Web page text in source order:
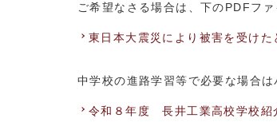
ご希望なさる場合は、下のPDFフ
東日本大震災により被害を受け
中学校の進路学習等で必要な場合
令和８年度 長井工業高校学校